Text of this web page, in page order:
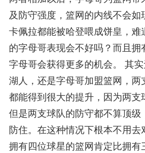
及防守强度，篮网的内线不会如
卡佩拉都能被哈登喂成饼皇，难
的字母哥表现会不好吗？而且拥
字母哥会获得更多的机会。 其
湖人，还是字母哥加盟篮网，两
都能得到很大的提升，因为两支
但是两支球队的防守都不算顶级
防住。在这种情况下根本不用去
拥有四位球星的篮网肯定比拥有